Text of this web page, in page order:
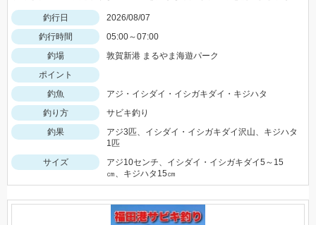
釣行日
2026/08/07
釣行時間
05:00～07:00
釣場
敦賀新港 まるやま海遊パーク
ポイント
釣魚
アジ・イシダイ・イシガキダイ・キジハタ
釣り方
サビキ釣り
釣果
アジ3匹、イシダイ・イシガキダイ沢山、キジハタ
1匹
サイズ
アジ10センチ、イシダイ・イシガキダイ5～15
㎝、キジハタ15㎝